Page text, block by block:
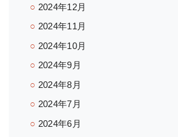
2024年12月
2024年11月
2024年10月
2024年9月
2024年8月
2024年7月
2024年6月